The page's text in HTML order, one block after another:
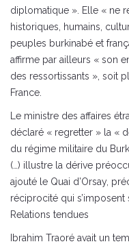
diplomatique ». Elle « ne
historiques, humains,
peuples burkinabé et
affirme par ailleurs « son
des ressortissants », soit
France.
Le ministre des affaires
déclaré « regretter » la «
du régime militaire du
(…) illustre la dérive
ajouté le Quai d’Orsay,
réciprocité qui s’imposent
Relations tendues
Ibrahim Traoré avait un